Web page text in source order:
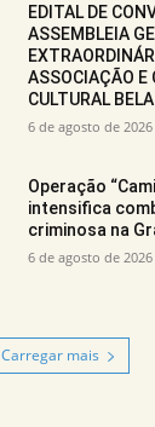
EDITAL DE
ASSEMBLEIA
ASSOCIAÇÃO E
CULTURAL
6 de agosto de 2026
Operação
intensifica
criminosa na
6 de agosto de 2026
Carregar mais